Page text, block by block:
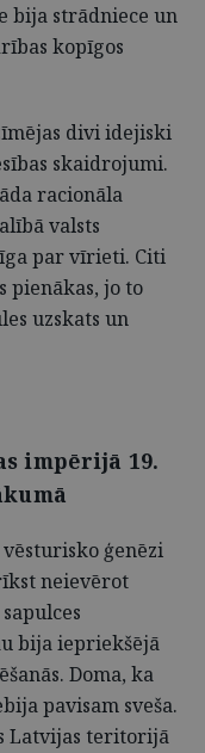
bija strādniece un
kopīgos
divi idejiski
skaidrojumi.
racionāla
valsts
par vīrieti. Citi
pienākas, jo to
uzskats un
impērijā 19.
ģenēzi
neievērot
bija iepriekšējā
Doma, ka
pavisam sveša.
Latvijas teritorijā